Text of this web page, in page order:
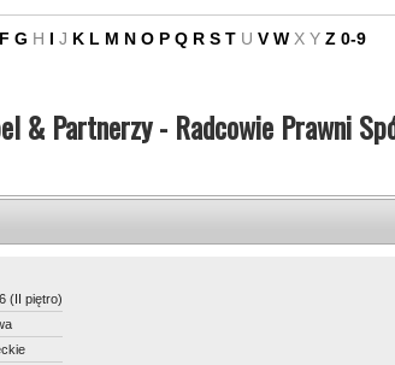
F G H I J K L M N O P Q R S T U V W X Y Z 0-9
& Partnerzy - Radcowie Prawni
(II piętro)